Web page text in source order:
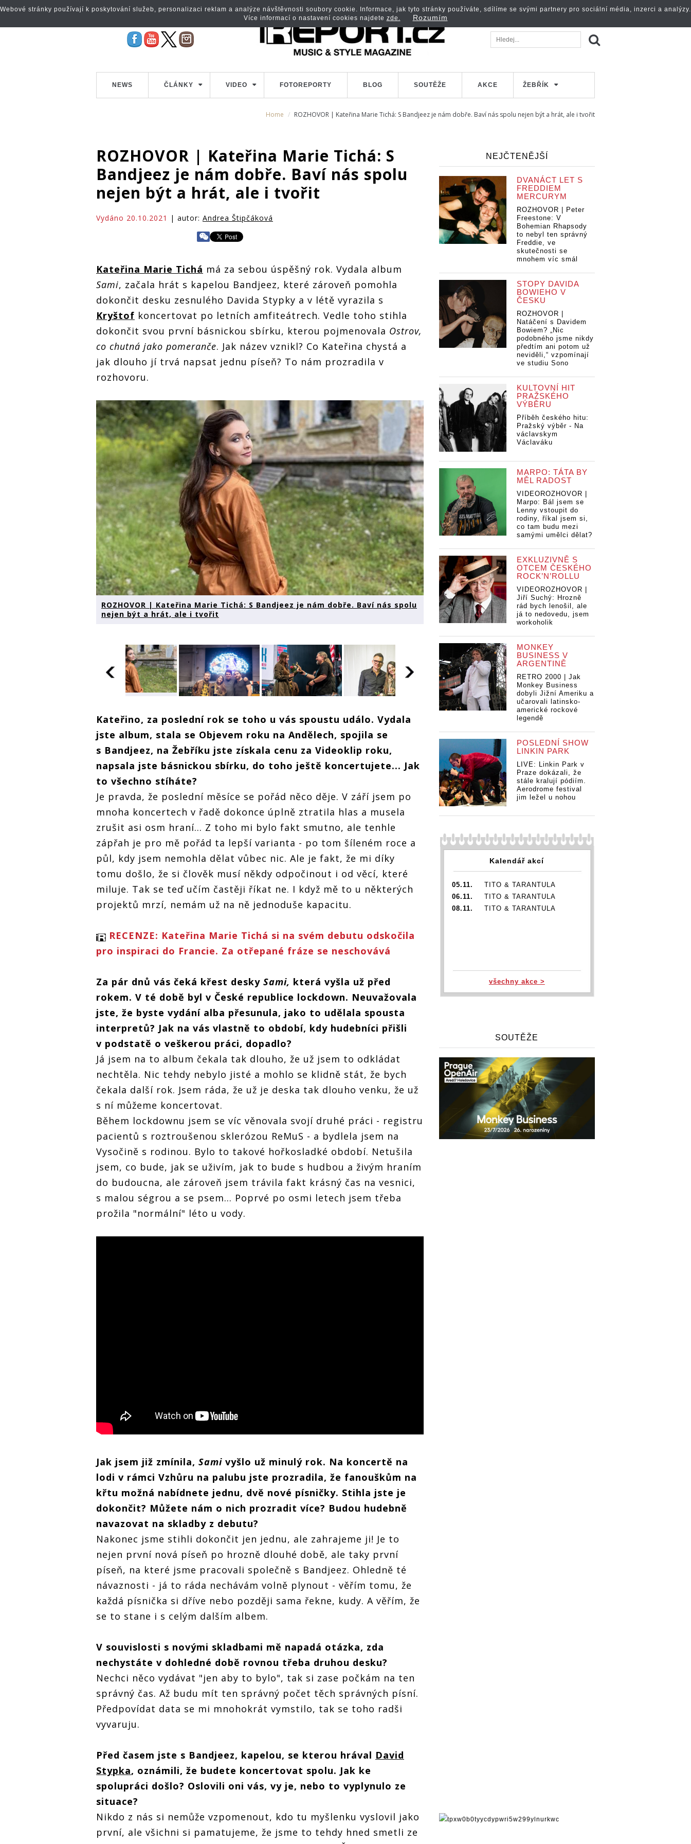
NEWS ČLÁNKY VIDEO FOTOREPORTY BLOG SOUTĚŽE AKCE ŽEBŘÍK
Home ROZHOVOR | Kateřina Marie Tichá: S Bandjeez je nám dobře. Baví nás spolu nejen být a hrát, ale i tvořit
ROZHOVOR | Kateřina Marie Tichá: S
Bandjeez je nám dobře. Baví nás spolu
nejen být a hrát, ale i tvořit
Vydáno 20.10.2021 | autor: Andrea Štipčáková
Kateřina Marie Tichá má za sebou úspěšný rok. Vydala album
Sami, začala hrát s kapelou Bandjeez, které zároveň pomohla
dokončit desku zesnulého Davida Stypky a v létě vyrazila s
Kryštof koncertovat po letních amfiteátrech. Vedle toho stihla
dokončit svou první básnickou sbírku, kterou pojmenovala Ostrov,
co chutná jako pomeranče. Jak název vznikl? Co Kateřina chystá a
jak dlouho jí trvá napsat jednu píseň? To nám prozradila v
rozhovoru.
ROZHOVOR | Kateřina Marie Tichá: S Bandjeez je nám dobře. Baví nás spolu
nejen být a hrát, ale i tvořit
Tichá: S
Bandjeez je nám
dobře. Baví nás
spolu nejen být a
hrát, ale i tvořit
ROZHOVOR |
Kateřina Marie
Tichá: S
Bandjeez je nám
spolu nejen být a
hrát, ale i tvořit
Kateřina Marie
Bandjeez je nám
dobře. Baví nás
spolu nejen být a
hrát, ale i tvořit
ROZHOVOR |
Bandjeez je nám
spolu nejen být a
hrát, ale i tvořit
Bandjeez je nám
dobře. Baví nás
spolu nejen být a
hrát, ale i tvořit
ROZHOVOR |
Kateřina Marie
dobře. Baví nás
spolu nejen být a
hrát, ale i tvořit
Kateřino, za poslední rok se toho u vás spoustu událo. Vydala
jste album, stala se Objevem roku na Andělech, spojila se
s Bandjeez, na Žebříku jste získala cenu za Videoklip roku,
napsala jste básnickou sbírku, do toho ještě koncertujete... Jak
to všechno stíháte?
Je pravda, že poslední měsíce se pořád něco děje. V září jsem po
mnoha koncertech v řadě dokonce úplně ztratila hlas a musela
zrušit asi osm hraní... Z toho mi bylo fakt smutno, ale tenhle
zápřah je pro mě pořád ta lepší varianta - po tom šíleném roce a
půl, kdy jsem nemohla dělat vůbec nic. Ale je fakt, že mi díky
tomu došlo, že si člověk musí někdy odpočinout i od věcí, které
miluje. Tak se teď učím častěji říkat ne. I když mě to u některých
projektů mrzí, nemám už na ně jednoduše kapacitu.
RECENZE: Kateřina Marie Tichá si na svém debutu odskočila
pro inspiraci do Francie. Za otřepané fráze se neschovává
Za pár dnů vás čeká křest desky Sami, která vyšla už před
rokem. V té době byl v České republice lockdown. Neuvažovala
jste, že byste vydání alba přesunula, jako to udělala spousta
interpretů? Jak na vás vlastně to období, kdy hudebníci přišli
v podstatě o veškerou práci, dopadlo?
Já jsem na to album čekala tak dlouho, že už jsem to odkládat
nechtěla. Nic tehdy nebylo jisté a mohlo se klidně stát, že bych
čekala další rok. Jsem ráda, že už je deska tak dlouho venku, že už
s ní můžeme koncertovat.
Během lockdownu jsem se víc věnovala svojí druhé práci - registru
pacientů s roztroušenou sklerózou ReMuS - a bydlela jsem na
Vysočině s rodinou. Bylo to takové hořkosladké období. Netušila
jsem, co bude, jak se uživím, jak to bude s hudbou a živým hraním
do budoucna, ale zároveň jsem trávila fakt krásný čas na vesnici,
s malou ségrou a se psem... Poprvé po osmi letech jsem třeba
prožila "normální" léto u vody.
Jak jsem již zmínila, Sami vyšlo už minulý rok. Na koncertě na
lodi v rámci Vzhůru na palubu jste prozradila, že fanouškům na
křtu možná nabídnete jednu, dvě nové písničky. Stihla jste je
dokončit? Můžete nám o nich prozradit více? Budou hudebně
navazovat na skladby z debutu?
Nakonec jsme stihli dokončit jen jednu, ale zahrajeme ji! Je to
nejen první nová píseň po hrozně dlouhé době, ale taky první
píseň, na které jsme pracovali společně s Bandjeez. Ohledně té
návaznosti - já to ráda nechávám volně plynout - věřím tomu, že
každá písnička si dříve nebo později sama řekne, kudy. A věřím, že
se to stane i s celým dalším albem.
V souvislosti s novými skladbami mě napadá otázka, zda
nechystáte v dohledné době rovnou třeba druhou desku?
Nechci něco vydávat "jen aby to bylo", tak si zase počkám na ten
správný čas. Až budu mít ten správný počet těch správných písní.
Předpovídat data se mi mnohokrát vymstilo, tak se toho radši
vyvaruju.
Před časem jste s Bandjeez, kapelou, se kterou hrával David
Stypka, oznámili, že budete koncertovat spolu. Jak ke
spolupráci došlo? Oslovili oni vás, vy je, nebo to vyplynulo ze
situace?
Nikdo z nás si nemůže vzpomenout, kdo tu myšlenku vyslovil jako
první, ale všichni si pamatujeme, že jsme to tehdy hned smetli ze
NEJČTENĚJŠÍ
DVANÁCT LET S
FREDDIEM
MERCURYM
ROZHOVOR | Peter
Freestone: V
Bohemian Rhapsody
to nebyl ten správný
Freddie, ve
skutečnosti se
mnohem víc smál
STOPY DAVIDA
BOWIEHO V
ČESKU
ROZHOVOR |
Natáčení s Davidem
Bowiem? „Nic
podobného jsme nikdy
předtím ani potom už
neviděli,“ vzpomínají
ve studiu Sono
KULTOVNÍ HIT
PRAŽSKÉHO
VÝBĚRU
Příběh českého hitu:
Pražský výběr - Na
václavskym
Václaváku
MARPO: TÁTA BY
MĚL RADOST
VIDEOROZHOVOR |
Marpo: Bál jsem se
Lenny vstoupit do
rodiny, říkal jsem si,
co tam budu mezi
samými umělci dělat?
EXKLUZIVNĚ S
OTCEM ČESKÉHO
ROCK’N’ROLLU
VIDEOROZHOVOR |
Jiří Suchý: Hrozně
rád bych lenošil, ale
já to nedovedu, jsem
workoholik
MONKEY
BUSINESS V
ARGENTINĚ
RETRO 2000 | Jak
Monkey Business
dobyli Jižní Ameriku a
učarovali latinsko-
americké rockové
legendě
POSLEDNÍ SHOW
LINKIN PARK
LIVE: Linkin Park v
Praze dokázali, že
stále kralují pódiím.
Aerodrome festival
jim ležel u nohou
Kalendář akcí
05.11.
TITO & TARANTULA
06.11.
TITO & TARANTULA
08.11.
TITO & TARANTULA
všechny akce >
SOUTĚŽE
Webové stránky používají k poskytování služeb, personalizaci reklam a analýze návštěvnosti soubory cookie. Informace, jak tyto stránky používáte, sdílíme se svými partnery pro sociální média, inzerci a analýzy.
Více informací o nastavení cookies najdete zde. Rozumím